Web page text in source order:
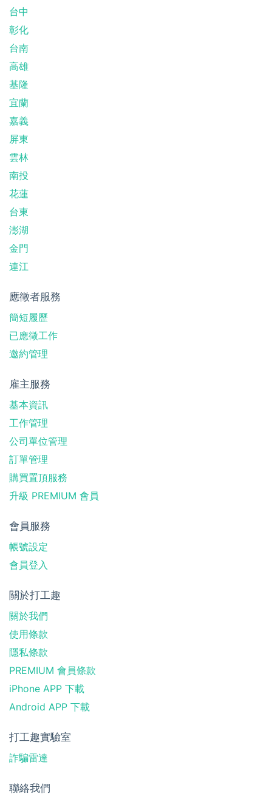
台中
彰化
台南
高雄
基隆
宜蘭
嘉義
屏東
雲林
南投
花蓮
台東
澎湖
金門
連江
應徵者服務
簡短履歷
已應徵工作
邀約管理
雇主服務
基本資訊
工作管理
公司單位管理
訂單管理
購買置頂服務
升級 PREMIUM 會員
會員服務
帳號設定
會員登入
關於打工趣
關於我們
使用條款
隱私條款
PREMIUM 會員條款
iPhone APP 下載
Android APP 下載
打工趣實驗室
詐騙雷達
聯絡我們